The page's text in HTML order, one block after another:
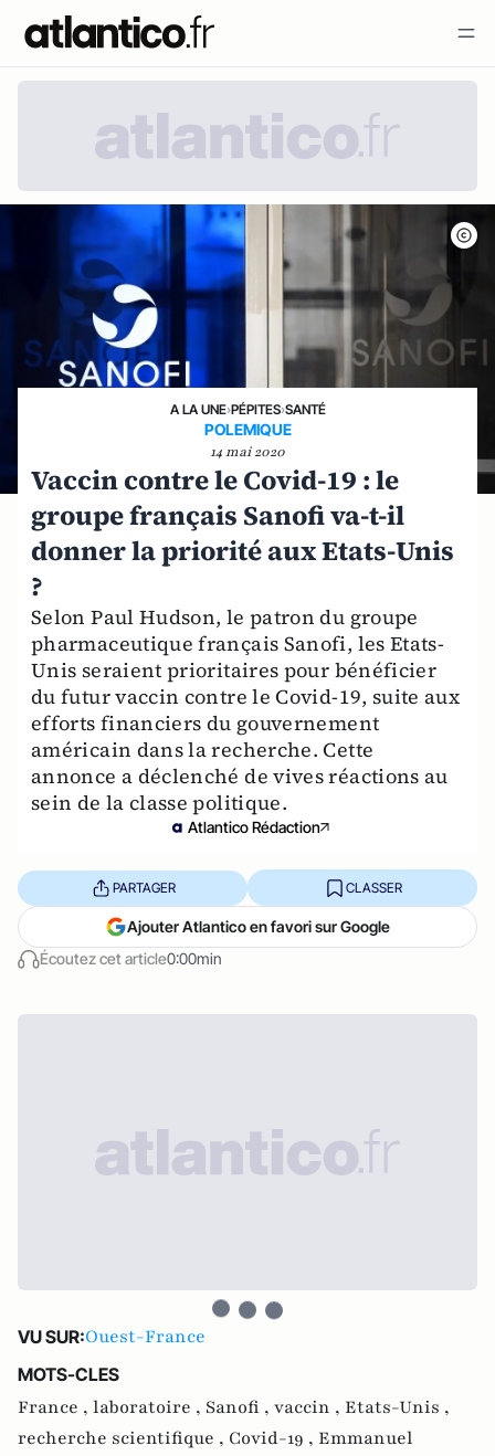
A LA UNE›PÉPITES›SANTÉ
POLEMIQUE
14 mai 2020
Vaccin contre le Covid-19 : le
groupe français Sanofi va-t-il
donner la priorité aux Etats-Unis
?
Selon Paul Hudson, le patron du groupe
pharmaceutique français Sanofi, les Etats-
Unis seraient prioritaires pour bénéficier
du futur vaccin contre le Covid-19, suite aux
efforts financiers du gouvernement
américain dans la recherche. Cette
annonce a déclenché de vives réactions au
sein de la classe politique.
Atlantico Rédaction
Écoutez cet article0:00min
PARTAGER CLASSER
Ajouter Atlantico en favori sur Google
VU SUR:Ouest-France
MOTS-CLES
France , laboratoire , Sanofi , vaccin , Etats-Unis ,
recherche scientifique , Covid-19 , Emmanuel